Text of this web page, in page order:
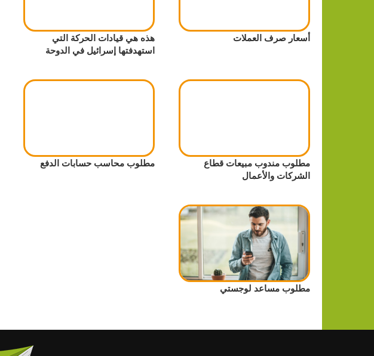
أسعار صرف العملات
هذه هي قيادات الحركة التي
استهدفتها إسرائيل في الدوحة
مطلوب مندوب مبيعات قطاع
الشركات والأعمال
مطلوب محاسب حسابات الدفع
مطلوب مساعد لوجستي